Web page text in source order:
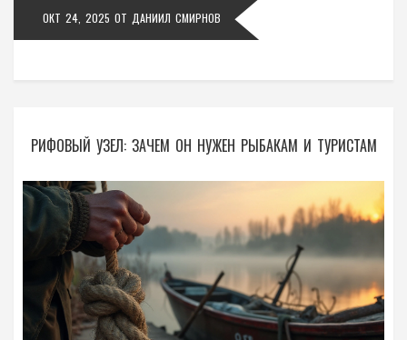
ОКТ 24, 2025 ОТ ДАНИИЛ СМИРНОВ
РИФОВЫЙ УЗЕЛ: ЗАЧЕМ ОН НУЖЕН РЫБАКАМ И ТУРИСТАМ